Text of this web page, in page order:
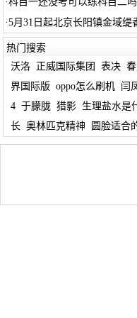
·5月31日起北京长阳镇金域缇
热门搜索
沃洛
正威国际集团 表决
界国际版 oppo怎么刷机 闫
4 于朦胧 猎影 生理盐水是
长 奥林匹克精神 圆脸适合